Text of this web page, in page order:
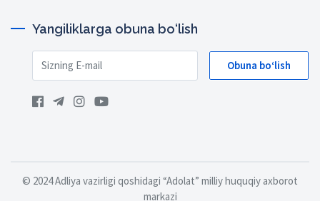
Yangiliklarga obuna bo‘lish
Obuna bo‘lish
© 2024 Adliya vazirligi qoshidagi “Adolat” milliy huquqiy axborot
markazi